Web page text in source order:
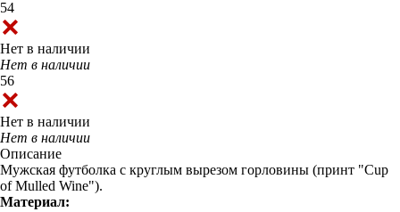
54
Нет в наличии
Нет в наличии
56
Нет в наличии
Нет в наличии
Описание
Мужская футболка с круглым вырезом горловины (принт "Cup
of Mulled Wine").
Материал: